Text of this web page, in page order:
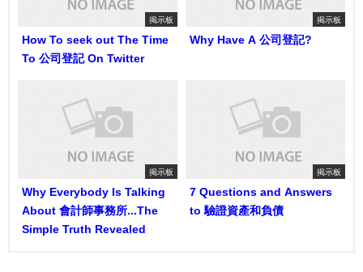
掲示板
How To seek out The Time
To 公司登記 On Twitter
掲示板
Why Have A 公司登記?
掲示板
Why Everybody Is Talking
About 會計師事務所...The
Simple Truth Revealed
掲示板
7 Questions and Answers
to 驗證資產和負債